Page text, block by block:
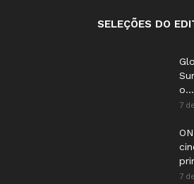
SELEÇÕES DO
o...
7
7